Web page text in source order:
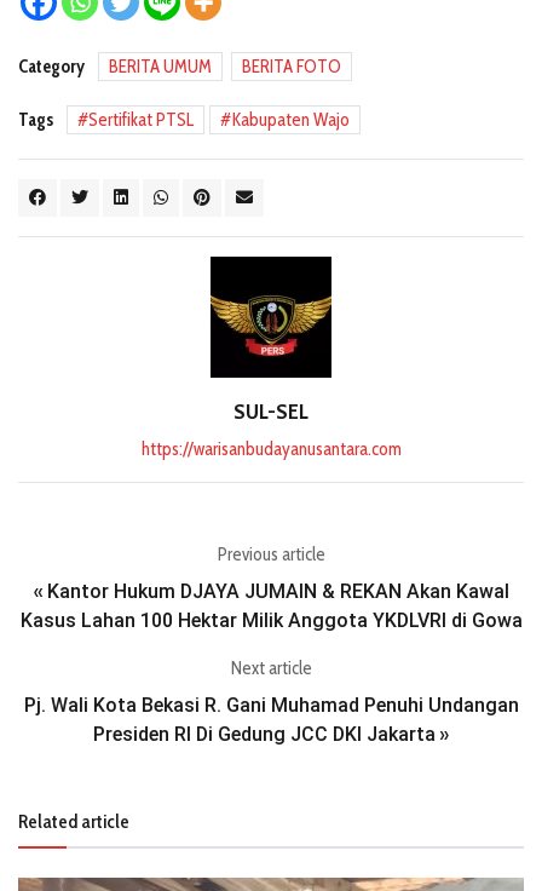
Category BERITA UMUM BERITA FOTO
Tags Sertifikat PTSL Kabupaten Wajo
SUL-SEL
https://warisanbudayanusantara.com
Previous article
« Kantor Hukum DJAYA JUMAIN & REKAN Akan Kawal
Kasus Lahan 100 Hektar Milik Anggota YKDLVRI di Gowa
Next article
Pj. Wali Kota Bekasi R. Gani Muhamad Penuhi Undangan
Presiden RI Di Gedung JCC DKI Jakarta »
Related article